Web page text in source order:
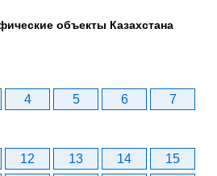
объекты Казахстана
4 5 6
7
12 13 14
15